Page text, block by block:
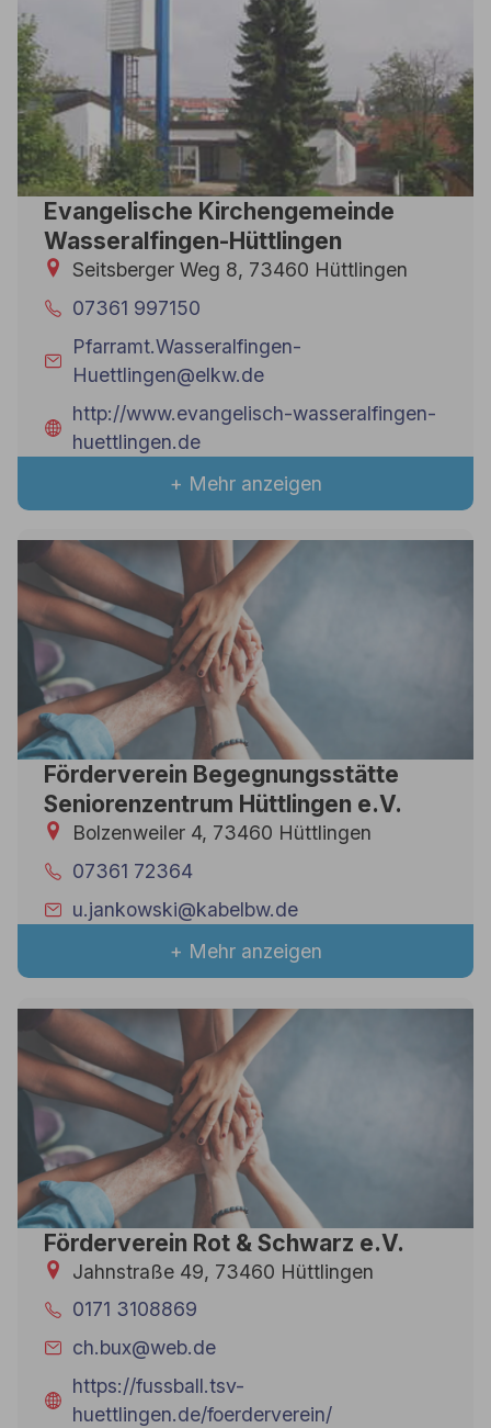
Evangelische Kirchengemeinde
Wasseralfingen-Hüttlingen
Seitsberger Weg 8, 73460 Hüttlingen
07361 997150
Pfarramt.Wasseralfingen-
Huettlingen@elkw.de
http://www.evangelisch-wasseralfingen-
huettlingen.de
+ Mehr anzeigen
Förderverein Begegnungsstätte
Seniorenzentrum Hüttlingen e.V.
Bolzenweiler 4, 73460 Hüttlingen
07361 72364
u.jankowski@kabelbw.de
+ Mehr anzeigen
Förderverein Rot & Schwarz e.V.
Jahnstraße 49, 73460 Hüttlingen
0171 3108869
ch.bux@web.de
https://fussball.tsv-
huettlingen.de/foerderverein/